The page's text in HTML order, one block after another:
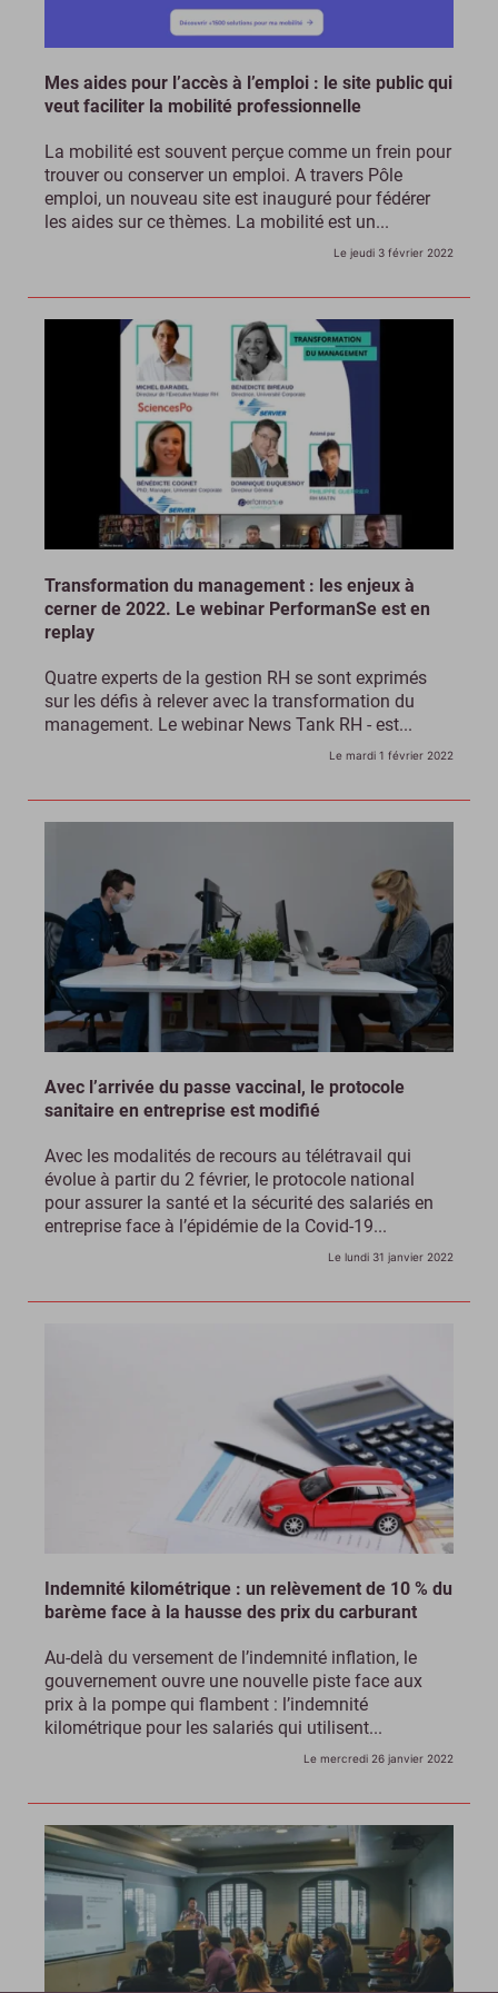
Mes aides pour l’accès à l’emploi : le site public qui
veut faciliter la mobilité professionnelle
La mobilité est souvent perçue comme un frein pour
trouver ou conserver un emploi. A travers Pôle
emploi, un nouveau site est inauguré pour fédérer
les aides sur ce thèmes. La mobilité est un...
Le jeudi 3 février 2022
Transformation du management : les enjeux à
cerner de 2022. Le webinar PerformanSe est en
replay
Quatre experts de la gestion RH se sont exprimés
sur les défis à relever avec la transformation du
management. Le webinar News Tank RH - est...
Le mardi 1 février 2022
Avec l’arrivée du passe vaccinal, le protocole
sanitaire en entreprise est modifié
Avec les modalités de recours au télétravail qui
évolue à partir du 2 février, le protocole national
pour assurer la santé et la sécurité des salariés en
entreprise face à l’épidémie de la Covid-19...
Le lundi 31 janvier 2022
Indemnité kilométrique : un relèvement de 10 % du
barème face à la hausse des prix du carburant
Au-delà du versement de l’indemnité inflation, le
gouvernement ouvre une nouvelle piste face aux
prix à la pompe qui flambent : l’indemnité
kilométrique pour les salariés qui utilisent...
Le mercredi 26 janvier 2022